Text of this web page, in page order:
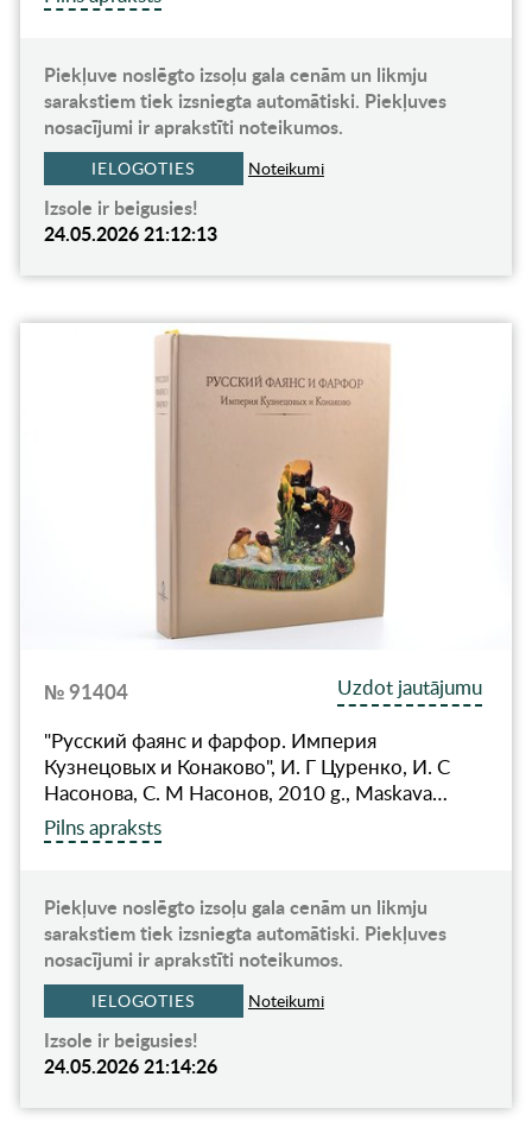
Piekļuve noslēgto izsoļu gala cenām un likmju
sarakstiem tiek izsniegta automātiski. Piekļuves
nosacījumi ir aprakstīti noteikumos.
IELOGOTIES Noteikumi
Izsole ir beigusies!
24.05.2026 21:12:13
№ 91404
Uzdot jautājumu
"Русский фаянс и фарфор. Империя
Кузнецовых и Конаково", И. Г Цуренко, И. С
Насонова, С. М Насонов, 2010 g., Maskava…
Pilns apraksts
Piekļuve noslēgto izsoļu gala cenām un likmju
sarakstiem tiek izsniegta automātiski. Piekļuves
nosacījumi ir aprakstīti noteikumos.
IELOGOTIES Noteikumi
Izsole ir beigusies!
24.05.2026 21:14:26